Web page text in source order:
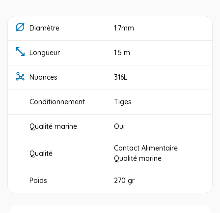
Diamètre 1.7mm
Longueur 1.5 m
Nuances 316L
Conditionnement Tiges
Qualité marine Oui
Qualité
Contact Alimentaire
Qualité marine
Poids 270 gr